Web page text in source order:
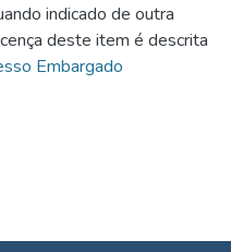
indicado de outra
deste item é descrita
Embargado